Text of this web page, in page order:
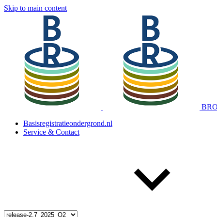
Skip to main content
Basisregistratieondergrond.nl
Service & Contact